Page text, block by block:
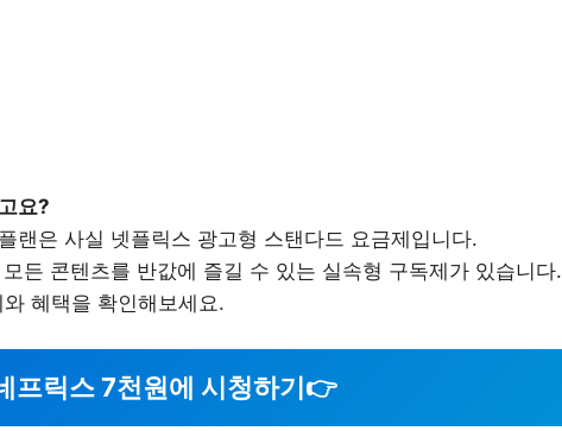
요?
랜은 사실 넷플릭스 광고형 스탠다드 요금제입니다.
든 콘텐츠를 반값에 즐길 수 있는 실속형 구독제가 있습니다.
혜택을 확인해보세요.
프릭스 7천원에 시청하기 👉